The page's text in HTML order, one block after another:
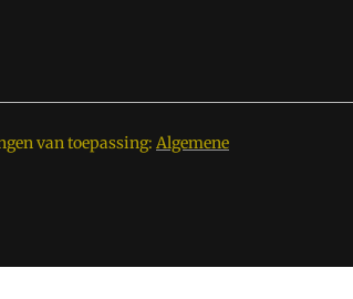
van toepassing: Algemene